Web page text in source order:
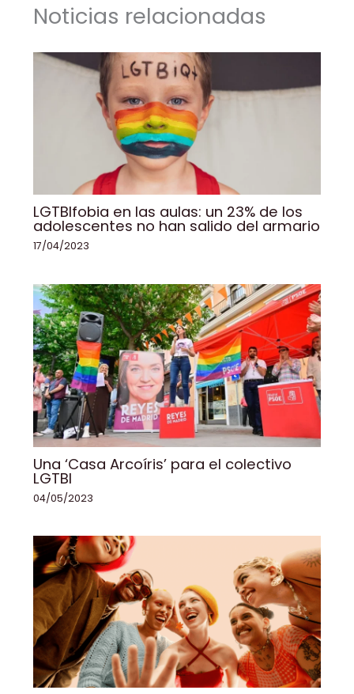
o
k
p k
Noticias relacionadas
LGTBIfobia en las aulas: un 23% de los
adolescentes no han salido del armario
17/04/2023
Una ‘Casa Arcoíris’ para el colectivo
LGTBI
04/05/2023